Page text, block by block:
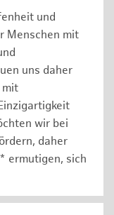
und
Menschen mit
uns daher
mit
wir bei
daher
ermutigen, sich